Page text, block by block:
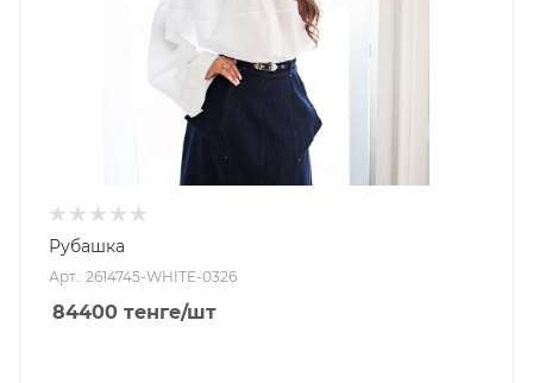
Рубашка
Арт.: 2614745-WHITE-0326
84400 тенге/шт